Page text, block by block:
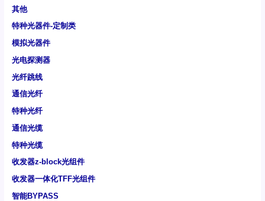
其他
特种光器件-定制类
模拟光器件
光电探测器
光纤跳线
通信光纤
特种光纤
通信光缆
特种光缆
收发器z-block光组件
收发器一体化TFF光组件
智能BYPASS